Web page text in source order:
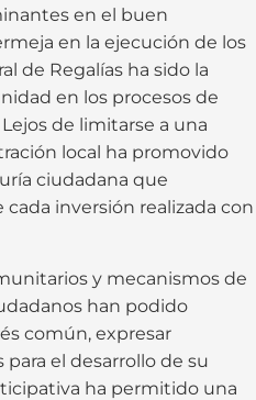
en el buen
en la ejecución de los
de Regalías ha sido la
en los procesos de
de limitarse a una
local ha promovido
ciudadana que
inversión realizada con
y mecanismos de
han podido
común, expresar
el desarrollo de su
ha permitido una